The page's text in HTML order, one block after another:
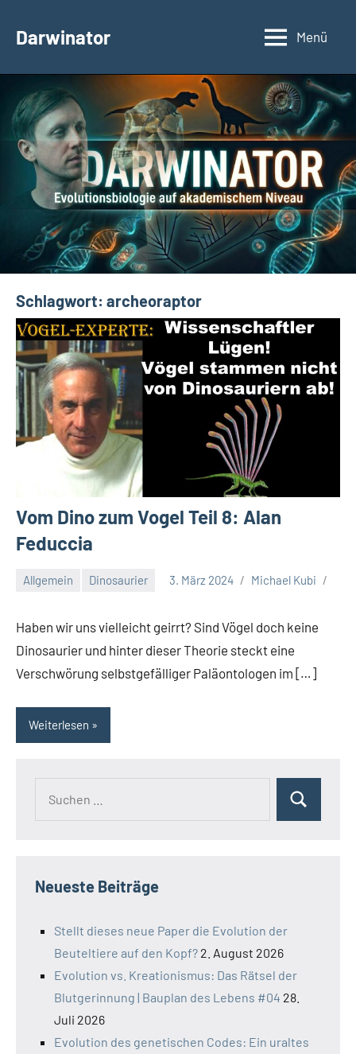
InhaltDarwinator
Evolutionsbiologie
Menü
Schlagwort: archeoraptor
Vom Dino zum Vogel Teil 8: Alan
Feduccia
Allgemein Dinosaurier 3. März 2024 Michael Kubi
Haben wir uns vielleicht geirrt? Sind Vögel doch keine
Dinosaurier und hinter dieser Theorie steckt eine
Verschwörung selbstgefälliger Paläontologen im […]
Weiterlesen
Suchen
Neueste Beiträge
Stellt dieses neue Paper die Evolution der
Beuteltiere auf den Kopf? 2. August 2026
Evolution vs. Kreationismus: Das Rätsel der
Blutgerinnung | Bauplan des Lebens #04 28.
Juli 2026
Evolution des genetischen Codes: Ein uraltes